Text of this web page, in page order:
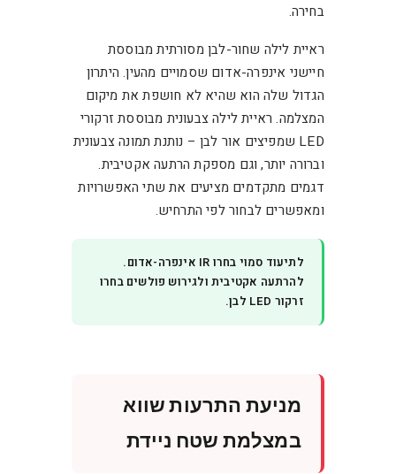
בחירה.
ראיית לילה שחור-לבן מסורתית מבוססת
חיישני אינפרה-אדום שסמויים מהעין. היתרון
הגדול שלה הוא שהיא לא חושפת את מיקום
המצלמה. ראיית לילה צבעונית מבוססת זרקורי
LED שמפיצים אור לבן – נותנת תמונה צבעונית
וברורה יותר, וגם מספקת הרתעה אקטיבית.
דגמים מתקדמים מציעים את שתי האפשרויות
ומאפשרים לבחור לפי התרחיש.
לתיעוד סמוי בחרו IR אינפרה-אדום.
להרתעה אקטיבית ולגירוש פולשים בחרו
זרקור LED לבן.
מניעת התרעות שווא
במצלמת שטח ניידת